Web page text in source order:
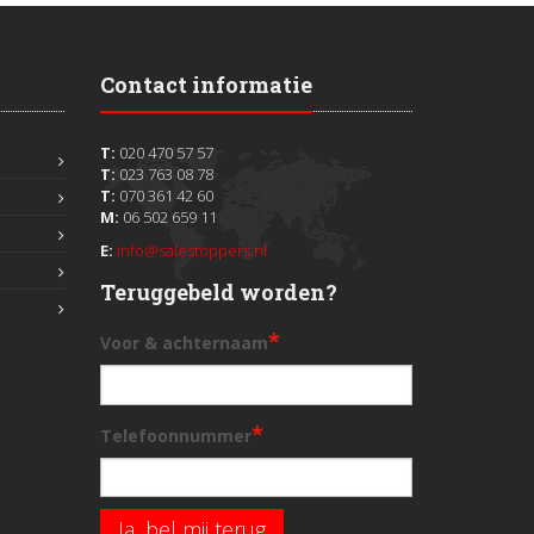
Contact informatie
T: 020 470 57 57
T: 023 763 08 78
T: 070 361 42 60
M: 06 502 659 11
E: info@salestoppers.nl
Teruggebeld worden?
Voor & achternaam*
Telefoonnummer*